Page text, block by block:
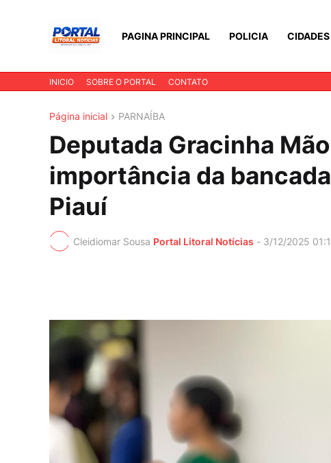
PAGINA PRINCIPAL POLICIA CIDADES
INICIO SOBRE O PORTAL CONTATO
Página inicial PARNAÍBA
Deputada Gracinha
importância da
Piauí
Cleidiomar Sousa Portal Litoral Notícias - 3/12/2025